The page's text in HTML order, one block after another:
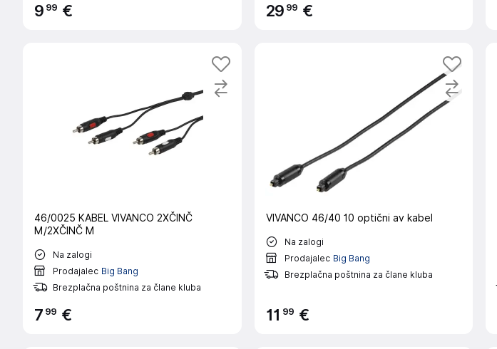
9 99 € 29 99 €
46/0025 KABEL VIVANCO 2XČINČ
M/2XČINČ M
Na zalogi
Prodajalec Big Bang
Brezplačna poštnina za člane kluba
7 99 €
VIVANCO 46/40 10 optični av kabel
Na zalogi
Prodajalec Big Bang
Brezplačna poštnina za člane kluba
11 99 €